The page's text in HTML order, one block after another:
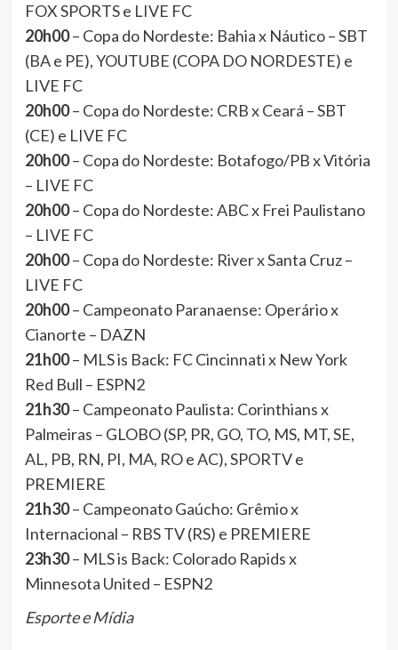
FOX SPORTS e LIVE FC
20h00– Copa do Nordeste: Bahia x Náutico – SBT
(BA e PE), YOUTUBE (COPA DO NORDESTE) e
LIVE FC
20h00– Copa do Nordeste: CRB x Ceará – SBT
(CE) e LIVE FC
20h00– Copa do Nordeste: Botafogo/PB x Vitória
– LIVE FC
20h00– Copa do Nordeste: ABC x Frei Paulistano
– LIVE FC
20h00– Copa do Nordeste: River x Santa Cruz –
LIVE FC
20h00– Campeonato Paranaense: Operário x
Cianorte – DAZN
21h00– MLS is Back: FC Cincinnati x New York
Red Bull – ESPN2
21h30– Campeonato Paulista: Corinthians x
Palmeiras – GLOBO (SP, PR, GO, TO, MS, MT, SE,
AL, PB, RN, PI, MA, RO e AC), SPORTV e
PREMIERE
21h30– Campeonato Gaúcho: Grêmio x
Internacional – RBS TV (RS) e PREMIERE
23h30– MLS is Back: Colorado Rapids x
Minnesota United – ESPN2
Esporte e Mídia